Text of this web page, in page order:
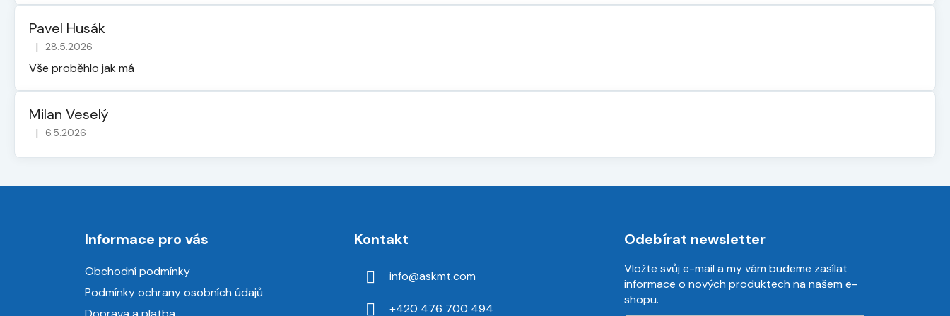
Pavel Husák
Hodnocení obchodu je 5 z 5 hvězdiček.
| 28.5.2026
Vše proběhlo jak má
Milan Veselý
Hodnocení obchodu je 5 z 5 hvězdiček.
| 6.5.2026
Informace pro vás
Obchodní podmínky
Podmínky ochrany osobních údajů
Kontakt
info@askmt.com
+420 476 700 494
Odebírat newsletter
Vložte svůj e-mail a my vám budeme zasílat
informace o nových produktech na našem e-
shopu.